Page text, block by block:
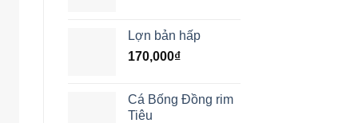
Lợn bản hấp
170,000₫
Cá Bống Đồng rim
Tiêu